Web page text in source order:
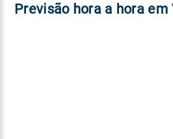
Previsão hora a hora